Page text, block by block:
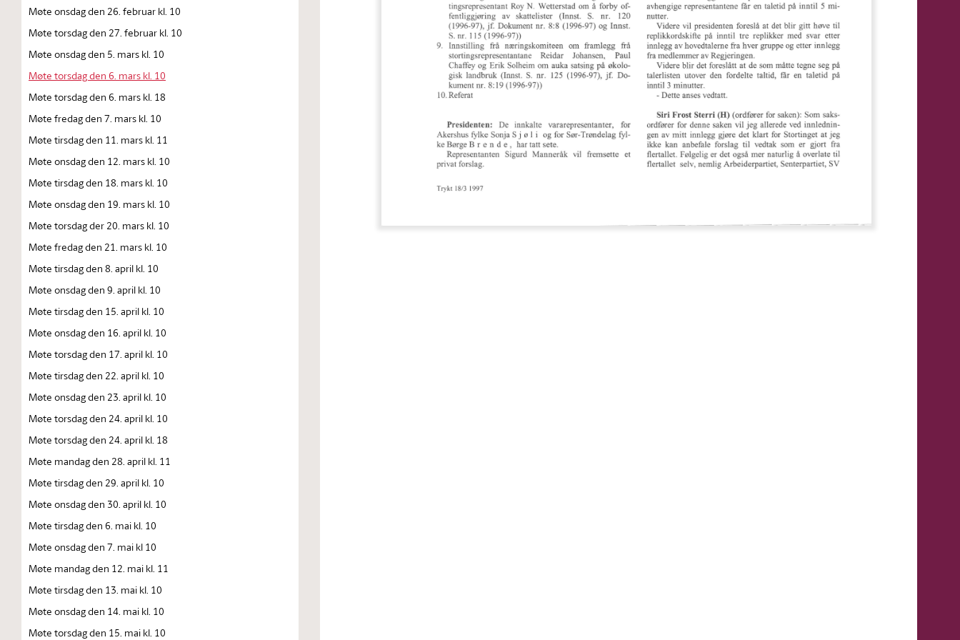
Møte onsdag den 26. februar kl. 10
Møte torsdag den 27. februar kl. 10
Møte onsdag den 5. mars kl. 10
Møte torsdag den 6. mars kl. 10
Møte torsdag den 6. mars kl. 18
Møte fredag den 7. mars kl. 10
Møte tirsdag den 11. mars kl. 11
Møte onsdag den 12. mars kl. 10
Møte tirsdag den 18. mars kl. 10
Møte onsdag den 19. mars kl. 10
Møte torsdag der 20. mars kl. 10
Møte fredag den 21. mars kl. 10
Møte tirsdag den 8. april kl. 10
Møte onsdag den 9. april kl. 10
Møte tirsdag den 15. april kl. 10
Møte onsdag den 16. april kl. 10
Møte torsdag den 17. april kl. 10
Møte tirsdag den 22. april kl. 10
Møte onsdag den 23. april kl. 10
Møte torsdag den 24. april kl. 10
Møte torsdag den 24. april kl. 18
Møte mandag den 28. april kl. 11
Møte tirsdag den 29. april kl. 10
Møte onsdag den 30. april kl. 10
Møte tirsdag den 6. mai kl. 10
Møte onsdag den 7. mai kl 10
Møte mandag den 12. mai kl. 11
Møte tirsdag den 13. mai kl. 10
Møte onsdag den 14. mai kl. 10
Møte torsdag den 15. mai kl. 10